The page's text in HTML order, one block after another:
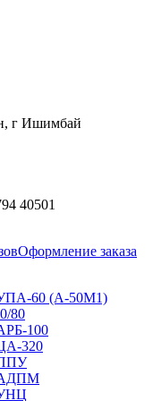
г Ишимбай
40501
Оформление заказа
УПА-60 (А-50М1)
80
100
320
ППУ
АДПМ
УНЦ